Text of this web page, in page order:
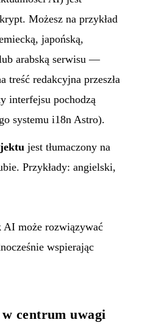
Możesz na przykład
, japońską,
arabską serwisu —
treść redakcyjna przeszła
interfejsu pochodzą
systemu i18n Astro).
jest tłumaczony na
Przykłady: angielski,
AI może rozwiązywać
wspierając
centrum uwagi